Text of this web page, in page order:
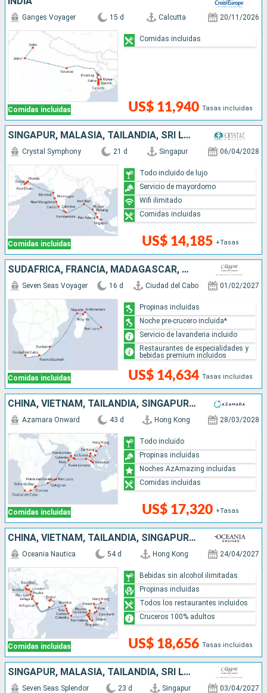
Comidas incluidas
Ganges Voyager 15 d Calcutta 20/11/2026
US$ 11,940 Tasas incluidas
Comidas incluidas
SINGAPUR, MALASIA, TAILANDIA, SRI LANKA, INDIA, OMAN, EMIRATOS ÁRABES UNIDOS
Comidas incluidas
Crystal Symphony 21 d Singapur 06/04/2028
US$ 14,185 +Tasas
Todo incluido de lujo
Servicio de mayordomo
Wifi ilimitado
Comidas incluidas
SUDAFRICA, FRANCIA, MADAGASCAR, MAURICE
Comidas incluidas
Seven Seas Voyager 16 d Ciudad del Cabo 01/02/2027
US$ 14,634 Tasas incluidas
Propinas incluidas
Noche pre-crucero incluida*
Servicio de lavanderia incluido
Restaurantes de especialidades y
bebidas premium incluidos
CHINA, VIETNAM, TAILANDIA, SINGAPUR, MALASIA, INDONESIA, SRI LANKA, INDIA, MALDIVAS, MAURICE, FRANCIA, MADAGASCAR, SUDAFRICA
Comidas incluidas
Azamara Onward 43 d Hong Kong 28/03/2028
US$ 17,320 +Tasas
Todo incluido
Propinas incluidas
Noches AzAmazing incluidas
Comidas incluidas
CHINA, VIETNAM, TAILANDIA, SINGAPUR, MALASIA, SRI LANKA, INDIA, EMIRATOS ÁRABES UNIDOS, OMAN, ARABIA SAUDÍ, JORDANIA, EGIPTO, CHIPRE, GRECIA, TURQUÍA
Comidas incluidas
Oceania Nautica 54 d Hong Kong 24/04/2027
US$ 18,656 Tasas incluidas
Bebidas sin alcohol ilimitadas
Propinas incluidas
Todos los restaurantes incluidos
Cruceros 100% adultos
SINGAPUR, MALASIA, TAILANDIA, SRI LANKA, MALDIVAS, INDIA, OMAN, QATAR, EMIRATOS ÁRABES UNIDOS
Seven Seas Splendor 23 d Singapur 03/04/2027